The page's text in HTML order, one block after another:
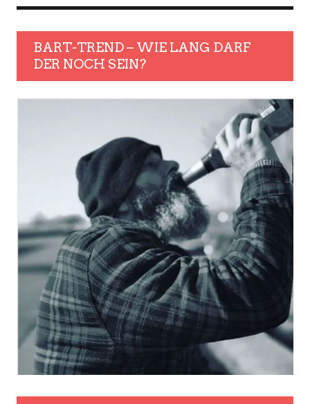
BART-TREND – WIE LANG DARF
DER NOCH SEIN?